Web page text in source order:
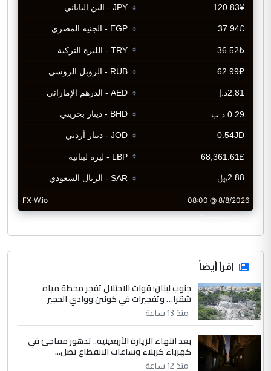
CurrencyRate
اقرأ أيضاً
جنوب لبنان: قوات الاحتلال تفجر محطة مياه
شقرا… وتفجيرات في كونين ووادي الحجير
منذ 13 ساعة
بعد انتهاء الزيارة الأربعينية.. تدهور مفاجئ في
كهرباء كربلاء وساعات الانقطاع تصل...
منذ 12 ساعة